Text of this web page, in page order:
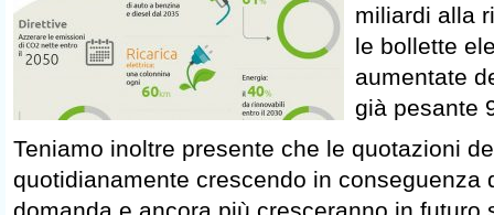
miliardi alla
le bollette
aumentate
già pesante
Teniamo inoltre presente che le quotazioni
quotidianamente crescendo in conseguenza